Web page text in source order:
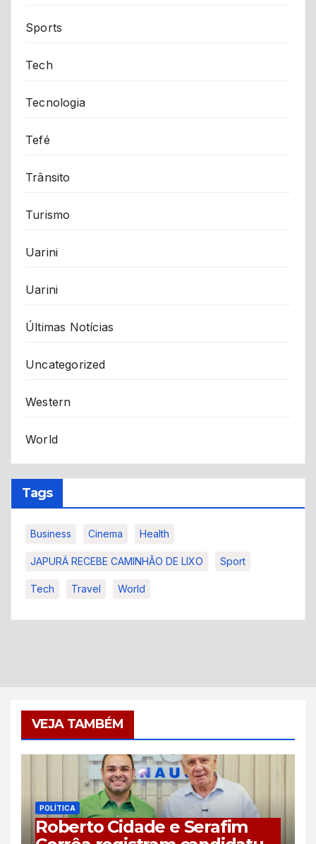
Sports
Tech
Tecnologia
Tefé
Trânsito
Turismo
Uarini
Uarini
Últimas Notícias
Uncategorized
Western
World
Tags
Business Cinema Health
JAPURÁ RECEBE CAMINHÃO DE LIXO Sport
Tech Travel World
VEJA TAMBÉM
POLÍTICA
Roberto Cidade e Serafim